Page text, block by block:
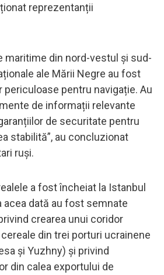
reprezentanții
maritime din nord-vestul și sud-
ale Mării Negre au fost
periculoase pentru navigație. Au
de informații relevante
de securitate pentru
stabilită”, au concluzionat
ruși.
a fost încheiat la Istanbul
acea dată au fost semnate
crearea unui coridor
din trei porturi ucrainene
și Yuzhny) și privind
din calea exportului de